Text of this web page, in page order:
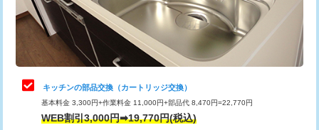
め込み）)
給水管工事※（土の掘削・埋め戻し作
11,000円
給水管工事※（塩ビ管（VP・HI）使
用/3ｍまで)
給水管工事※（塩ビ管（VP・HI）使
止水・漏水調査・防水処理・清掃・修
理・調整・分解・加工など（軽作業）
11,000円
止水・漏水調査・防水処理・清掃・修
理・調整・分解・加工など（中作業）
22,000円
止水・漏水調査・防水処理・清掃・修
理・調整・分解・加工など（重作業）
33,000円
キッチンの部品交換（カートリッジ交換）
基本料金 3,300円+作業料金 11,000円+部品代 8,470円=22,770円
WEB割引3,000円➡19,770円(税込)